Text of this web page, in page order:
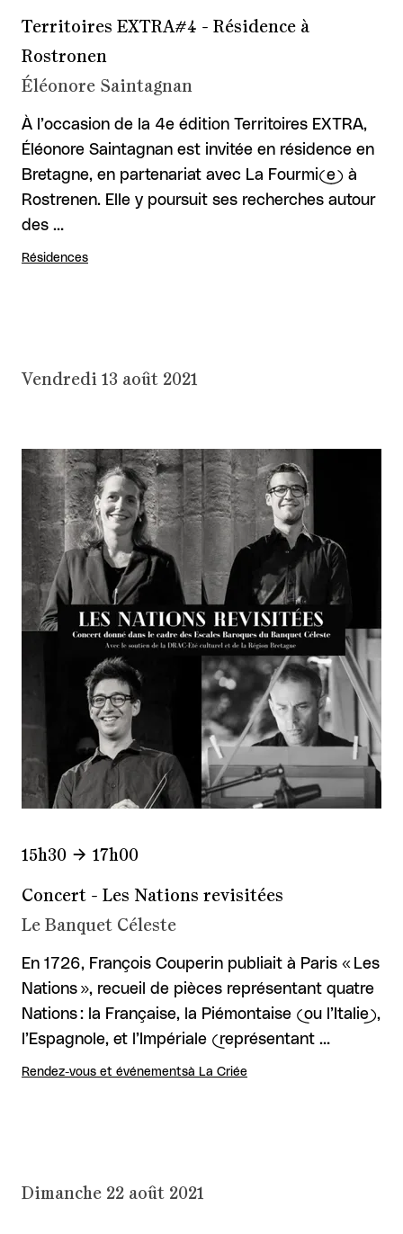
Territoires EXTRA#4 - Résidence à
Rostronen
Éléonore Saintagnan
À l’occasion de la 4e édition Territoires EXTRA,
Éléonore Saintagnan est invitée en résidence en
Bretagne, en partenariat avec La Fourmi(e) à
Rostrenen. Elle y poursuit ses recherches autour
des …
Résidences
Vendredi 13 août 2021
Concert - Les Nations revisitées
Le Banquet Céleste
15h30 17h00
En 1726, François Couperin publiait à Paris « Les
Nations », recueil de pièces représentant quatre
Nations : la Française, la Piémontaise (ou l’Italie),
l’Espagnole, et l’Impériale (représentant …
Rendez-vous et événementsà La Criée
Dimanche 22 août 2021